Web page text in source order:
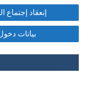
إنعقاد إجتماع
بيانات